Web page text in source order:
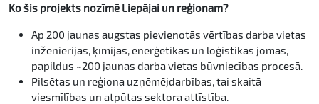
Ko šis projekts nozīmē Liepājai un reģionam?
Ap 200 jaunas augstas pievienotās vērtības darba vietas
inženierijas, ķīmijas, enerģētikas un loģistikas jomās,
papildus ~200 jaunas darba vietas būvniecības procesā.
Pilsētas un reģiona uzņēmējdarbības, tai skaitā
viesmīlības un atpūtas sektora attīstība.